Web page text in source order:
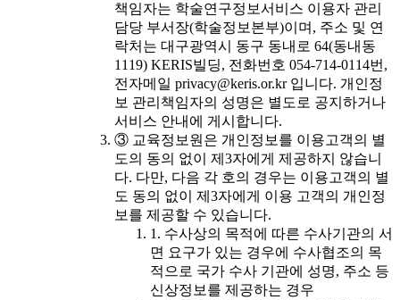
책임자는 학술연구정보서비스 이용자 관리
담당 부서장(학술정보본부)이며, 주소 및 연
락처는 대구광역시 동구 동내로 64(동내동
1119) KERIS빌딩, 전화번호 054-714-0114번,
전자메일 privacy@keris.or.kr 입니다. 개인정
보 관리책임자의 성명은 별도로 공지하거나
서비스 안내에 게시합니다.
③ 교육정보원은 개인정보를 이용고객의 별
도의 동의 없이 제3자에게 제공하지 않습니
다. 다만, 다음 각 호의 경우는 이용고객의 별
도 동의 없이 제3자에게 이용 고객의 개인정
보를 제공할 수 있습니다.
1. 수사상의 목적에 따른 수사기관의 서
면 요구가 있는 경우에 수사협조의 목
적으로 국가 수사 기관에 성명, 주소 등
신상정보를 제공하는 경우